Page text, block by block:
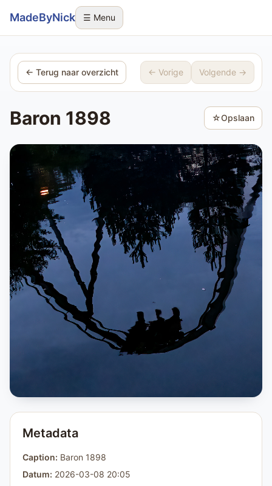
Sla navigatie over
MadeByNick ☰ Menu
← Terug naar overzicht ← Vorige Volgende →
Baron 1898 ☆Opslaan
Metadata
Caption: Baron 1898
Datum: 2026-03-08 20:05